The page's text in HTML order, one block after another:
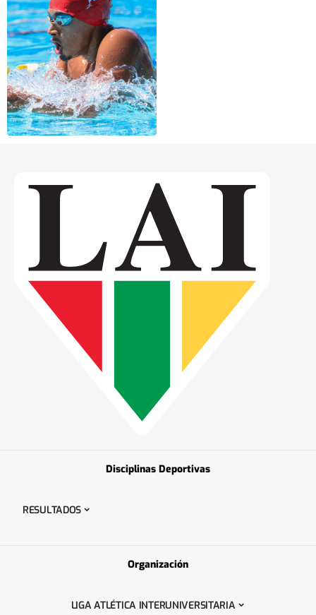
Disciplinas Deportivas
RESULTADOS
Organización
LIGA ATLÉTICA INTERUNIVERSITARIA